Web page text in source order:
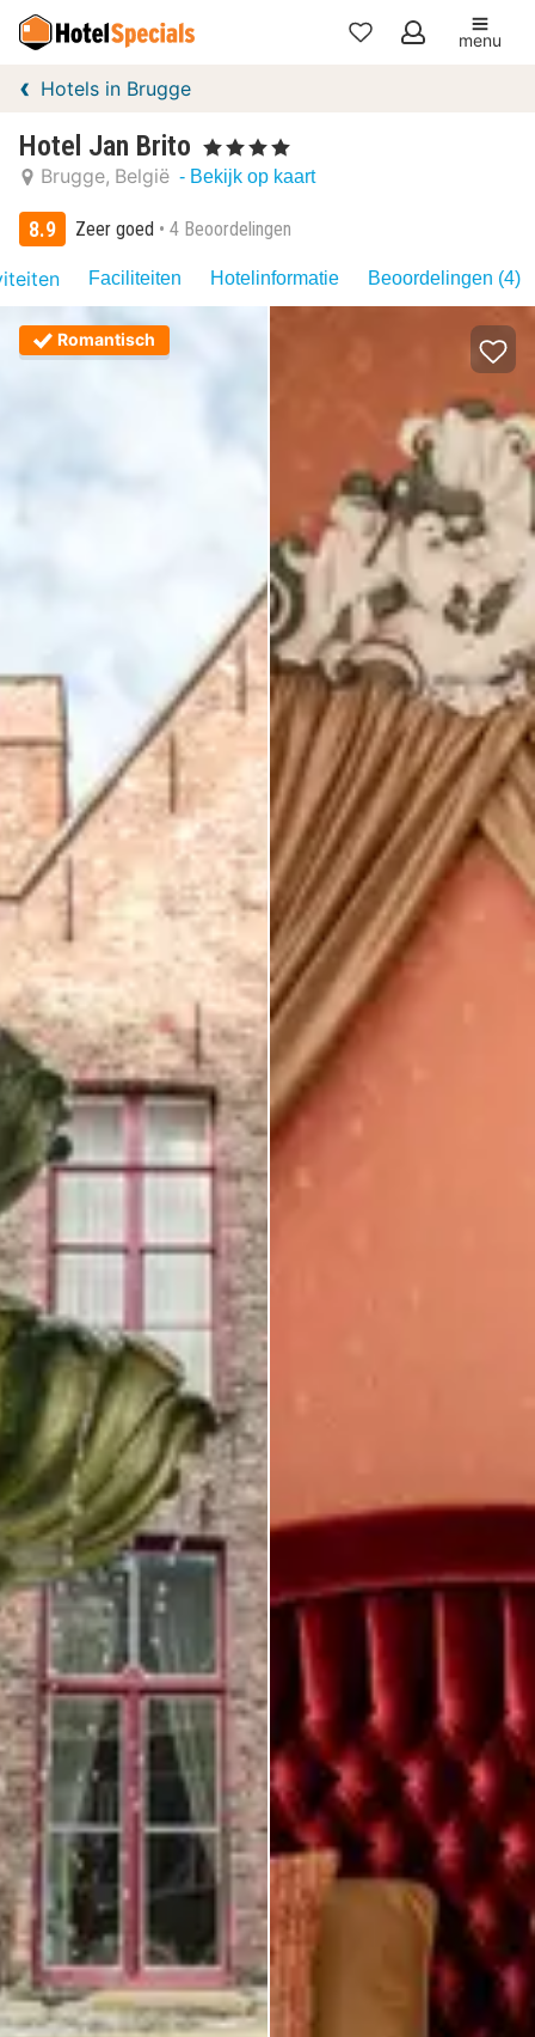
Mijn
menu
Hotels in Brugge
Hotel Jan Brito , 4 Sterren
Brugge België - Bekijk op kaart
8.9 Zeer goed 4 Beoordelingen
Faciliteiten Hotelinformatie Beoordelingen (4)
Romantisch